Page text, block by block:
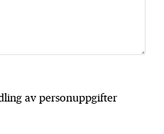
av personuppgifter